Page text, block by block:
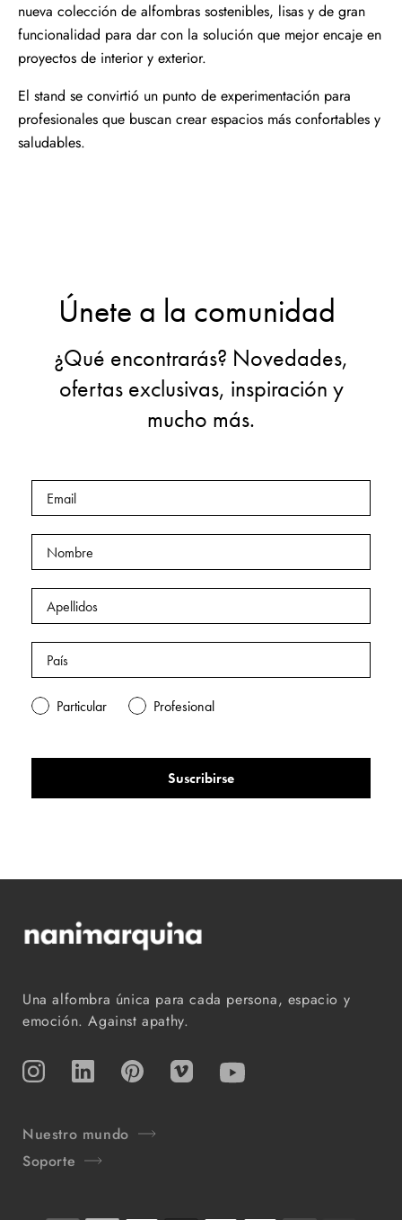
nueva colección de alfombras sostenibles, lisas y de gran
funcionalidad para dar con la solución que mejor encaje en
proyectos de interior y exterior.
El stand se convirtió un punto de experimentación para
profesionales que buscan crear espacios más confortables y
saludables.
Únete a la comunidad
¿Qué encontrarás? Novedades,
ofertas exclusivas, inspiración y
mucho más.
Particular Profesional
Suscribirse
Una alfombra única para cada persona, espacio y
emoción. Against apathy.
InstagramTikTok Pinterest Vimeo YouTube
Nuestro mundo
Soporte